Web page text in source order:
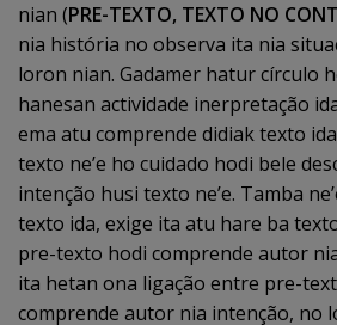
nian (PRE-TEXTO, TEXTO NO
nia história no observa ita nia
loron nian. Gadamer hatur círculo
hanesan actividade inerpretação
ema atu comprende didiak texto
texto ne’e ho cuidado hodi bele
intenção husi texto ne’e. Tamba
texto ida, exige ita atu hare ba
pre-texto hodi comprende autor
ita hetan ona ligação entre pre-
comprende autor nia intenção, no